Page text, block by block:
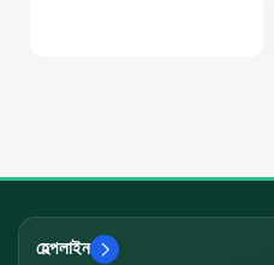
হেল্পলাইন